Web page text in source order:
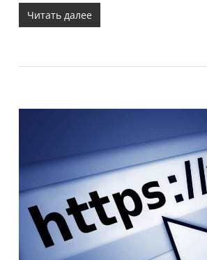
Читать далее